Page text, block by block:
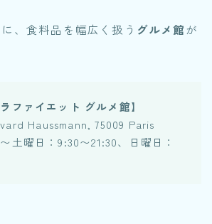
、食料品を幅広く扱う グルメ館 が
ファイエット グルメ館】
Haussmann, 75009 Paris
土曜日：9:30〜21:30、日曜日：